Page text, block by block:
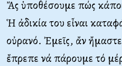
Ἄς ὑποθέσουμε πώς
Ἡ ἀδικία του εἶναι
οὐρανό. Ἐμεῖς, ἄν
ἔπρεπε νά πάρουμε τό